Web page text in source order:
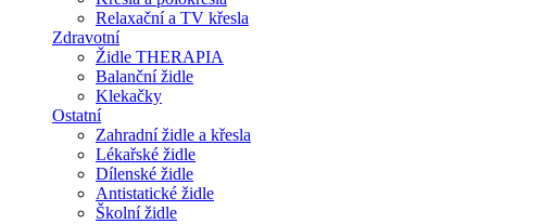
Relaxační a TV křesla
Zdravotní
Židle THERAPIA
Balanční židle
Klekačky
Ostatní
Zahradní židle a křesla
Lékařské židle
Dílenské židle
Antistatické židle
Školní židle